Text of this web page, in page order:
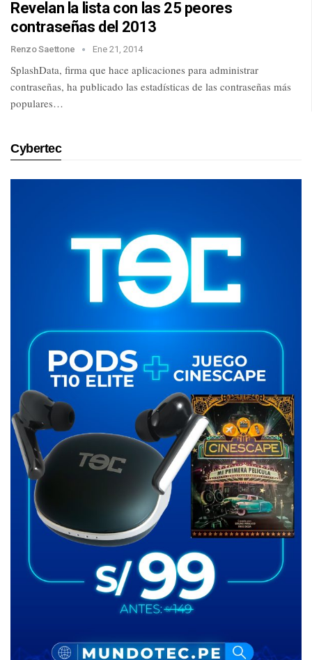
Revelan la lista con las 25 peores
contraseñas del 2013
Renzo Saettone Ene 21, 2014
SplashData, firma que hace aplicaciones para administrar
contraseñas, ha publicado las estadísticas de las contraseñas más
populares…
Cybertec